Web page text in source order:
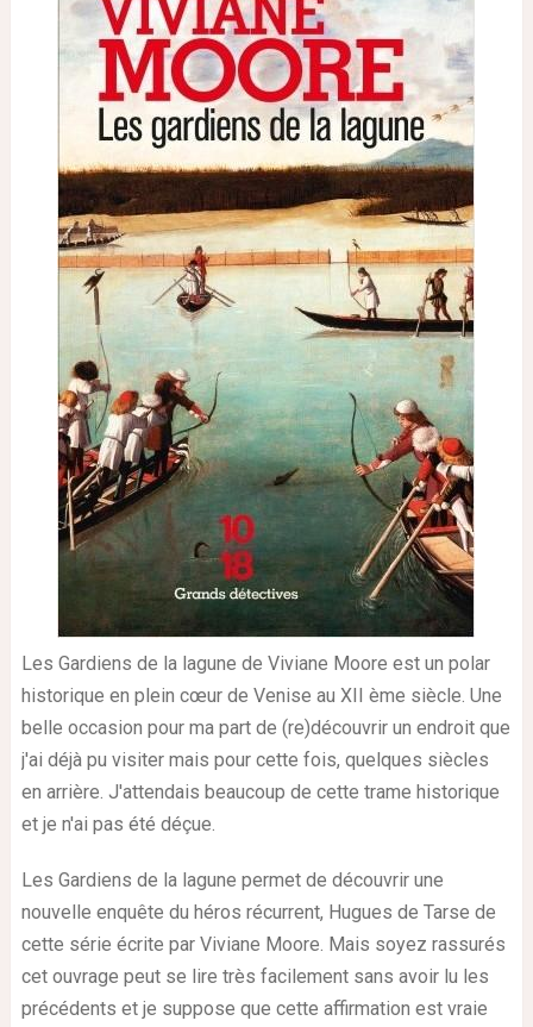
Les Gardiens de la lagune de Viviane Moore est un polar
historique en plein cœur de Venise au XII ème siècle. Une
belle occasion pour ma part de (re)découvrir un endroit que
j'ai déjà pu visiter mais pour cette fois, quelques siècles
en arrière. J'attendais beaucoup de cette trame historique
et je n'ai pas été déçue.
Les Gardiens de la lagune permet de découvrir une
nouvelle enquête du héros récurrent, Hugues de Tarse de
cette série écrite par Viviane Moore. Mais soyez rassurés
cet ouvrage peut se lire très facilement sans avoir lu les
précédents et je suppose que cette affirmation est vraie